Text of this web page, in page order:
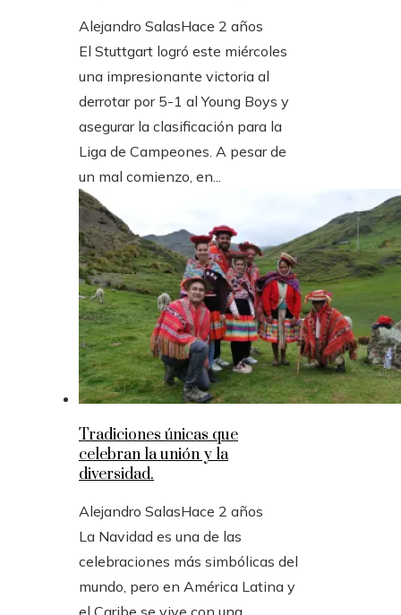
Alejandro SalasHace 2 años
El Stuttgart logró este miércoles
una impresionante victoria al
derrotar por 5-1 al Young Boys y
asegurar la clasificación para la
Liga de Campeones. A pesar de
un mal comienzo, en...
Tradiciones únicas que
celebran la unión y la
diversidad.
Alejandro SalasHace 2 años
La Navidad es una de las
celebraciones más simbólicas del
mundo, pero en América Latina y
el Caribe se vive con una